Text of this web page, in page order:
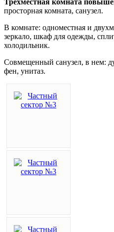
просторная комната, санузел.
В комнате: одноместная и
зеркало, шкаф для одежды,
холодильник.
Совмещенный санузел, в нем:
фен, унитаз.